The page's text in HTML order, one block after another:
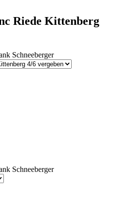
Riede Kittenberg
Schneeberger
Schneeberger